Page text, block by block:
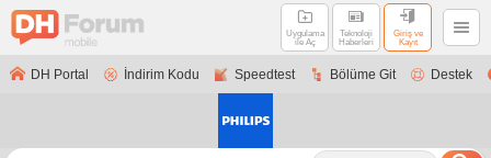
Uygulama
ile Aç
Teknoloji
Haberleri
Giriş ve
Kayıt
DH Portal İndirim Kodu Speedtest Bölüme Git Destek